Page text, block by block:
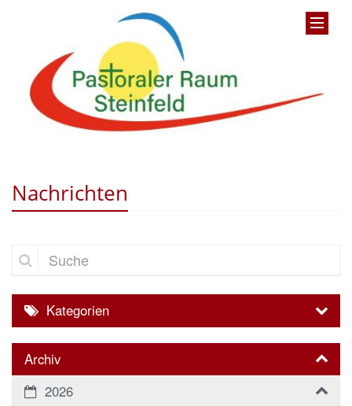
Nachrichten
Suche
Kategorien
Archiv
2026